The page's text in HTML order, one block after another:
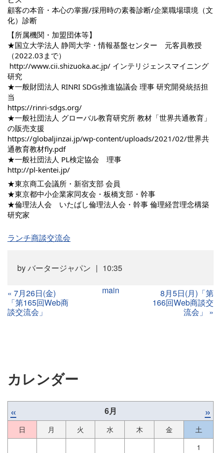
顧客の本音・本心の掌握/採用時の素養診断/企業職場環境（文
化）診断
【所属機関・加盟団体等】
★国立大学法人 静岡大学・情報基盤センター 元客員教授
（2022.03まで）
http://www.cii.shizuoka.ac.jp/ インテリジェンスマイニング
研究
★一般財団法人 RINRI SDGs推進協議会 理事 研究開発統括担
当
https://rinri-sdgs.org/
★一般社団法人 グローバル教育研究所 教材「世界共通教育」
の販売支援
https://globaljinzai.jp/wp-content/uploads/2021/02/世界共
通教育教材fly.pdf
★一般社団法人 PL検定協会 理事
http://pl-kentei.jp/
★東京商工会議所・新宿支部 会員
★東京都中小企業家同友会・板橋支部・幹事
★倫理法人会 いたばし倫理法人会・幹事 倫理経営理念構築
研究家
ランチ商談交流会
byバータージャパン 10:35
« 7月26日(金)
「第165回Web商
談交流会」
main
8月5日(月)「第
166回Web商談交
流会」
»
カレンダー
« 6月 »
日 月 火 水 木 金
土
1